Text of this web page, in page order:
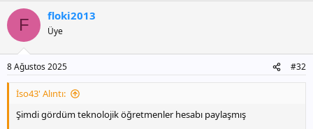
F floki2013
Üye
8 Ağustos 2025 #32
İso43' Alıntı:
Şimdi gördüm teknolojik öğretmenler hesabı paylaşmış